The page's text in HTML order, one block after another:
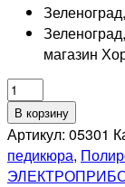
магазин
Количество
товара
Полир
202
243
В корзину
Артикул: 05301
педикюра,